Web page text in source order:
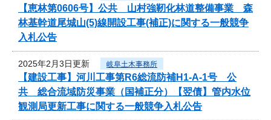
【恵林第0606号】公共 山村強靭化林道整備事業 森
林基幹道尾城山(5)線開設工事(補正)に関する一般競争
入札公告
2025年2月3日更新 岐阜土木事務所
【建設工事】河川工事第R6総流防補H1-A-1号 公
共 総合流域防災事業（国補正分）【翌債】管内水位
観測局更新工事に関する一般競争入札公告